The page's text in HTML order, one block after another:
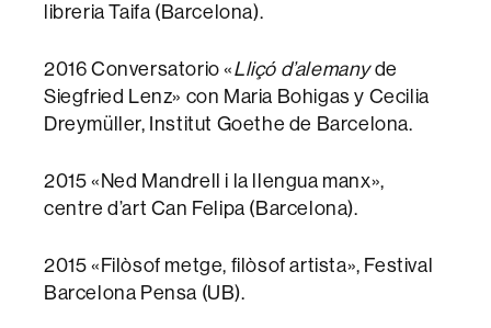
libreria Taifa (Barcelona).
2016 Conversatorio «Lliçó d’alemanyde
Siegfried Lenz» con Maria Bohigas y Cecilia
Dreymüller, Institut Goethe de Barcelona.
2015 «Ned Mandrell i la llengua manx»,
centre d’art Can Felipa (Barcelona).
2015 «Filòsof metge, filòsof artista», Festival
Barcelona Pensa (UB).